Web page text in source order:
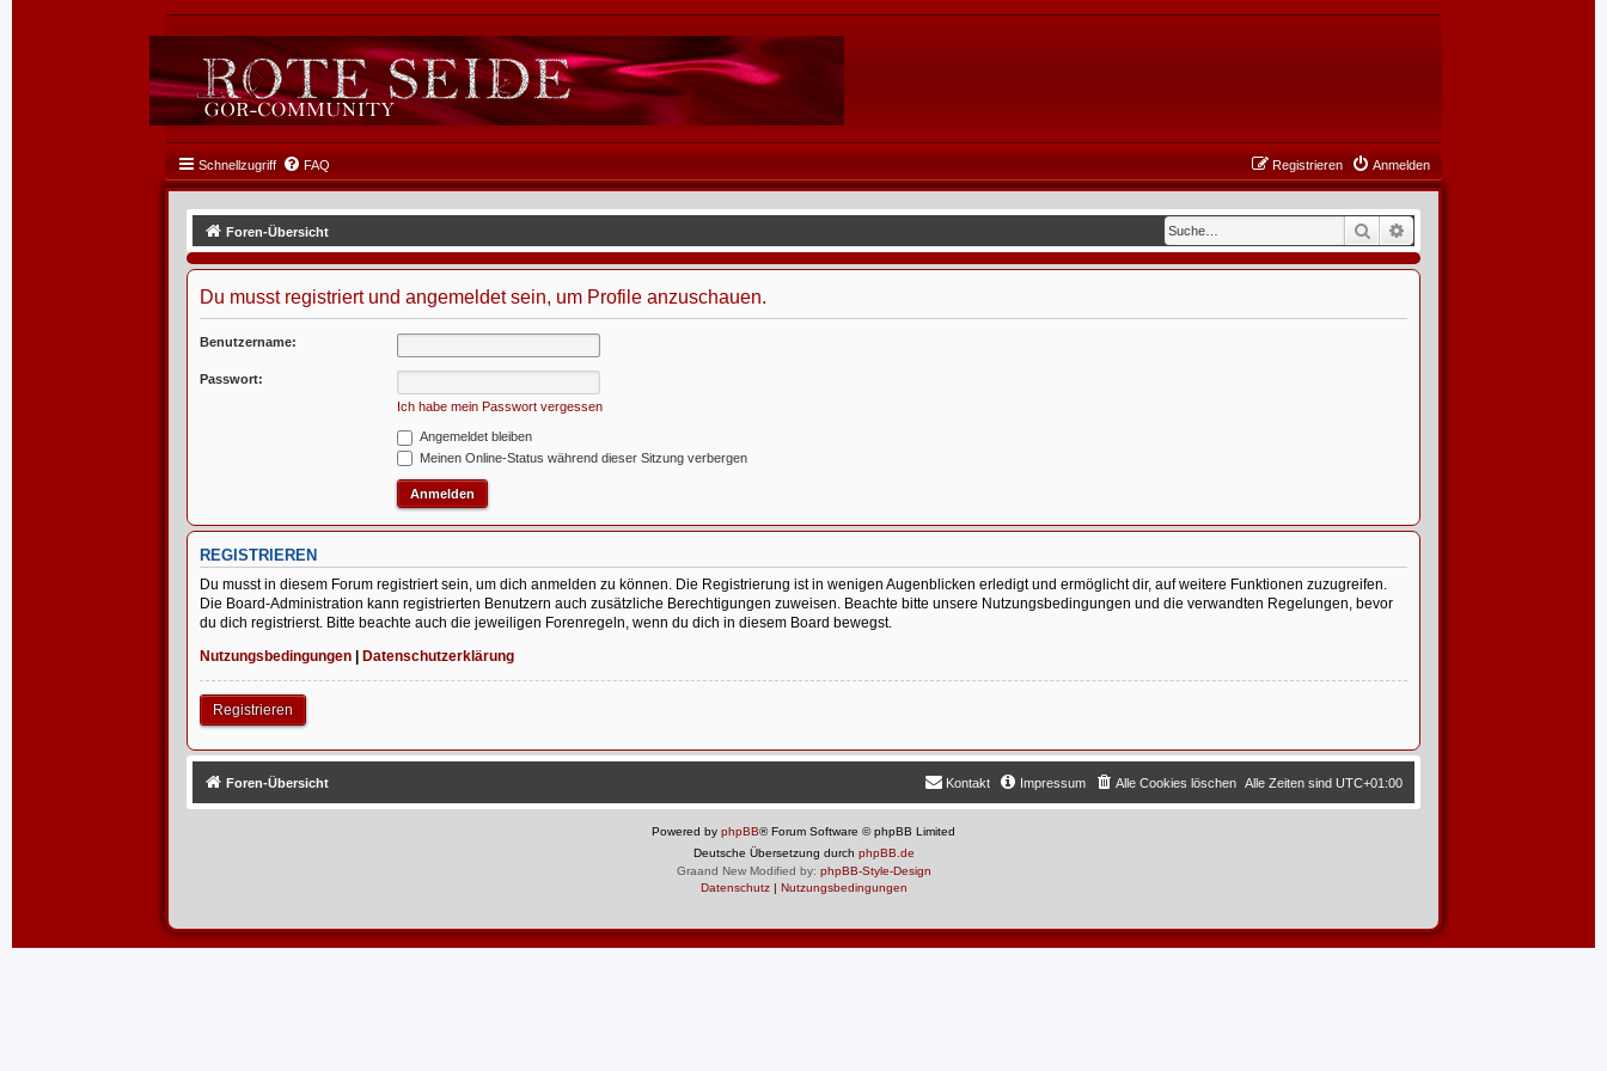
Schnellzugriff FAQ Anmelden
Registrieren
Suche
Foren-Übersicht
Du musst registriert und angemeldet sein, um Profile anzuschauen.
Benutzername:
Passwort:
Ich habe mein Passwort vergessen
Angemeldet bleiben
Meinen Online-Status während dieser Sitzung verbergen
REGISTRIEREN
Du musst in diesem Forum registriert sein, um dich anmelden zu können. Die Registrierung ist in wenigen Augenblicken erledigt und ermöglicht dir, auf weitere Funktionen zuzugreifen.
Die Board-Administration kann registrierten Benutzern auch zusätzliche Berechtigungen zuweisen. Beachte bitte unsere Nutzungsbedingungen und die verwandten Regelungen, bevor
du dich registrierst. Bitte beachte auch die jeweiligen Forenregeln, wenn du dich in diesem Board bewegst.
Nutzungsbedingungen| Datenschutzerklärung
Registrieren
Foren-Übersicht Alle Zeiten sindUTC+01:00
Alle Cookies löschen
Impressum
Kontakt
Powered by phpBB® Forum Software © phpBB Limited
Deutsche Übersetzung durch phpBB.de
Graand New Modified by: phpBB-Style-Design
Datenschutz| Nutzungsbedingungen